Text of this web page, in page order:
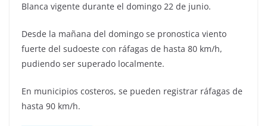
Blanca vigente durante el domingo 22 de junio.
Desde la mañana del domingo se pronostica viento
fuerte del sudoeste con ráfagas de hasta 80 km/h,
pudiendo ser superado localmente.
En municipios costeros, se pueden registrar ráfagas de
hasta 90 km/h.